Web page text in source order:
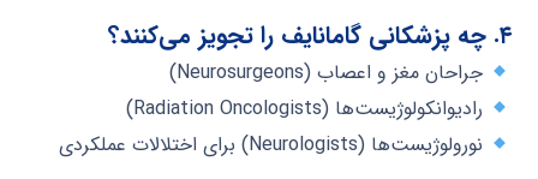
۴. چه پزشکانی گامانایف را تجویز می‌کنند؟
جراحان مغز و اعصاب (Neurosurgeons)
رادیوانکولوژیست‌ها (Radiation Oncologists)
نورولوژیست‌ها (Neurologists) برای اختلالات عملکردی